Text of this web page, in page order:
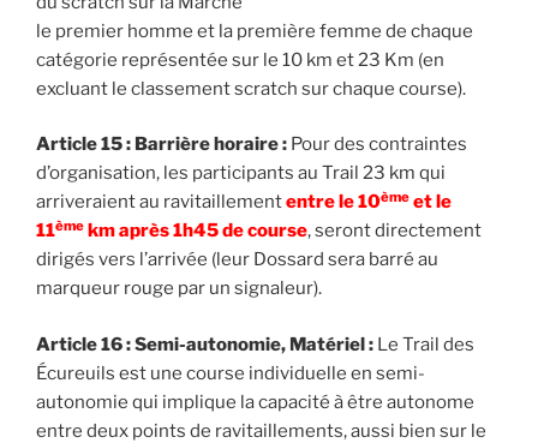
le premier homme et la première femme de chaque
catégorie représentée sur le 10 km et 23 Km (en
excluant le classement scratch sur chaque course).
Article 15 : Barrière horaire : Pour des contraintes
d’organisation, les participants au Trail 23 km qui
arriveraient au ravitaillemententre le 10ème et le
11ème km après 1h45 de course, seront directement
dirigés vers l’arrivée (leur Dossard sera barré au
marqueur rouge par un signaleur).
Article 16 : Semi-autonomie, Matériel : Le Trail des
Écureuils est une course individuelle en semi-
autonomie qui implique la capacité à être autonome
entre deux points de ravitaillements, aussi bien sur le